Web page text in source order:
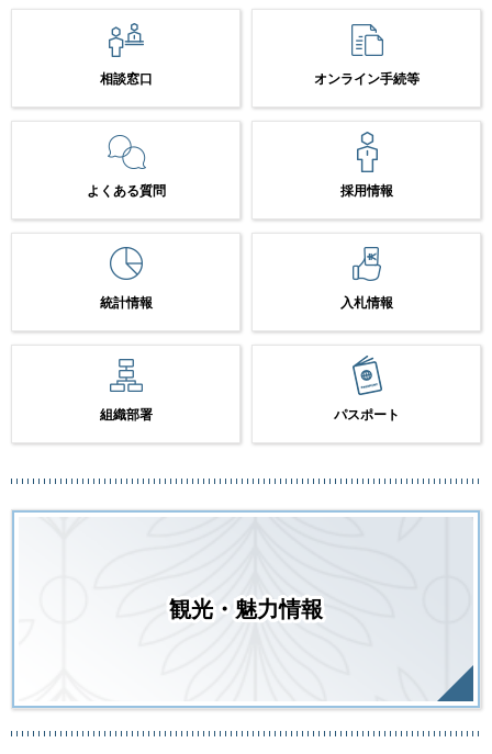
相談窓口 オンライン手続等
よくある質問 採用情報
統計情報 入札情報
組織部署 パスポート
観光・魅力情報